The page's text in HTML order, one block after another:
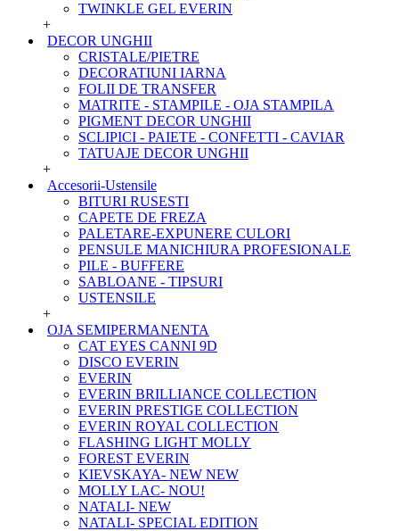
TWINKLE GEL EVERIN
+
DECOR UNGHII
CRISTALE/PIETRE
DECORATIUNI IARNA
FOLII DE TRANSFER
MATRITE - STAMPILE - OJA STAMPILA
PIGMENT DECOR UNGHII
SCLIPICI - PAIETE - CONFETTI - CAVIAR
TATUAJE DECOR UNGHII
+
Accesorii-Ustensile
BITURI RUSESTI
CAPETE DE FREZA
PALETARE-EXPUNERE CULORI
PENSULE MANICHIURA PROFESIONALE
PILE - BUFFERE
SABLOANE - TIPSURI
USTENSILE
+
OJA SEMIPERMANENTA
CAT EYES CANNI 9D
DISCO EVERIN
EVERIN
EVERIN BRILLIANCE COLLECTION
EVERIN PRESTIGE COLLECTION
EVERIN ROYAL COLLECTION
FLASHING LIGHT MOLLY
FOREST EVERIN
KIEVSKAYA- NEW NEW
MOLLY LAC- NOU!
NATALI- NEW
NATALI- SPECIAL EDITION